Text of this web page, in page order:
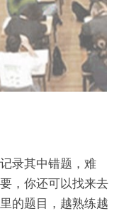
录其中错题，难
，你还可以找来去
的题目，越熟练越